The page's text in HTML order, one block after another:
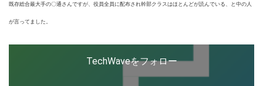
既存総合最大手の〇通さんですが、役員全員に配布され幹部クラスはほとんどが読んでいる、と中の人
が言ってました。
TechWaveをフォロー